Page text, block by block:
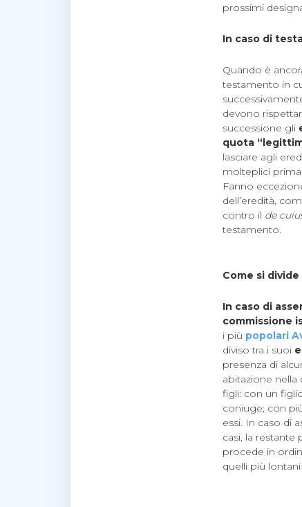
prossimi
In caso di
Quando è
testamento in
devono
successione gli
quota
lasciare agli
molteplici
Fanno
dell’eredità,
contro il de
testamento.
Come si
In caso di
commissione
i più popolari
diviso tra i suoi
presenza di
abitazione nella
figli: con un
coniuge; con
essi. In caso di
casi, la restante
procede in
quelli più